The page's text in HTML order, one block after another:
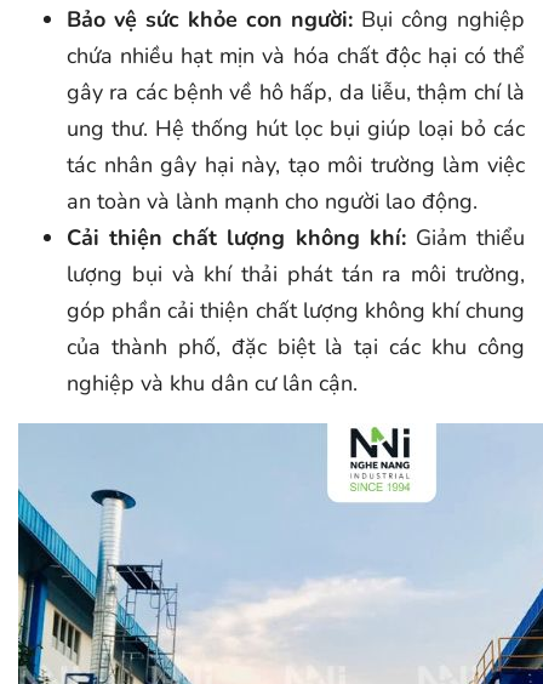
Bảo vệ sức khỏe con người: Bụi công nghiệp
chứa nhiều hạt mịn và hóa chất độc hại có thể
gây ra các bệnh về hô hấp, da liễu, thậm chí là
ung thư. Hệ thống hút lọc bụi giúp loại bỏ các
tác nhân gây hại này, tạo môi trường làm việc
an toàn và lành mạnh cho người lao động.
Cải thiện chất lượng không khí:Giảm thiểu
lượng bụi và khí thải phát tán ra môi trường,
góp phần cải thiện chất lượng không khí chung
của thành phố, đặc biệt là tại các khu công
nghiệp và khu dân cư lân cận.